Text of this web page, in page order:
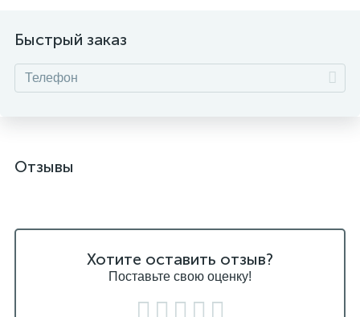
Быстрый заказ
Отзывы
Хотите оставить отзыв?
Поставьте свою оценку!